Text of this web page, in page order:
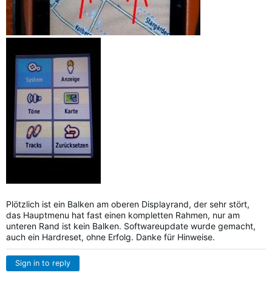
Plötzlich ist ein Balken am oberen Displayrand, der sehr stört,
das Hauptmenu hat fast einen kompletten Rahmen, nur am
unteren Rand ist kein Balken. Softwareupdate wurde gemacht,
auch ein Hardreset, ohne Erfolg. Danke für Hinweise.
Sign in to reply